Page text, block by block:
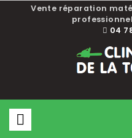
Vente réparation
04